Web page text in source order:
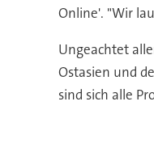
Online'. "Wir
Ungeachtet
Ostasien und
sind sich alle